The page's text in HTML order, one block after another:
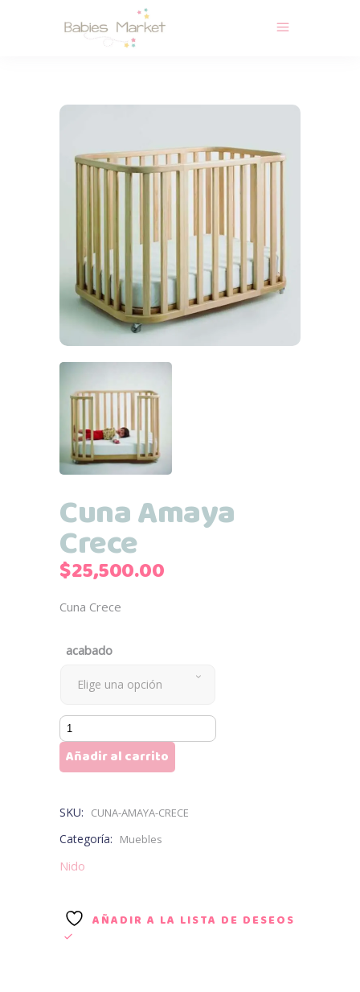
Cuna Amaya
Crece
$25,500.00
Cuna Crece
acabado
Elige una opción
Cuna
Amaya
Crece
Añadir al carrito
SKU: CUNA-AMAYA-CRECE
Categoría: Muebles
Nido
AÑADIR A LA LISTA DE DESEOS